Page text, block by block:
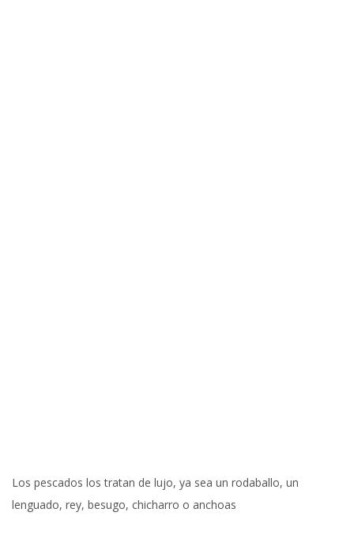
Los pescados los tratan de lujo, ya sea un rodaballo, un
lenguado, rey, besugo, chicharro o anchoas